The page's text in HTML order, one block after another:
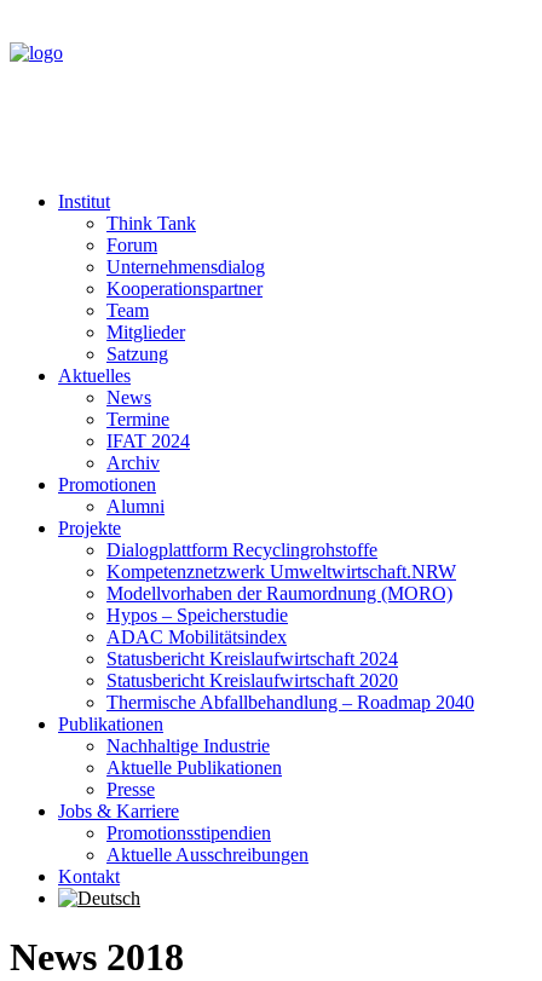
Institut
Think Tank
Forum
Unternehmensdialog
Kooperationspartner
Team
Mitglieder
Satzung
Aktuelles
News
Termine
IFAT 2024
Archiv
Promotionen
Alumni
Projekte
Dialogplattform Recyclingrohstoffe
Kompetenznetzwerk Umweltwirtschaft.NRW
Modellvorhaben der Raumordnung (MORO)
Hypos – Speicherstudie
ADAC Mobilitätsindex
Statusbericht Kreislaufwirtschaft 2024
Statusbericht Kreislaufwirtschaft 2020
Thermische Abfallbehandlung – Roadmap 2040
Publikationen
Nachhaltige Industrie
Aktuelle Publikationen
Presse
Jobs & Karriere
Promotionsstipendien
Aktuelle Ausschreibungen
Kontakt
News 2018